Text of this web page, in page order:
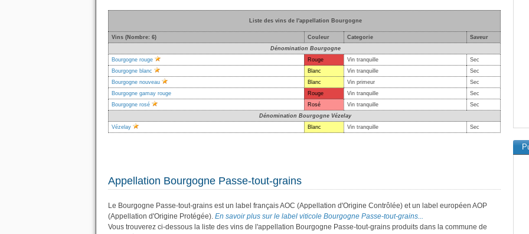
Liste des vins de l'appellation Bourgogne
Vins (Nombre: 6) Couleur Categorie
Saveur
Dénomination Bourgogne
Bourgogne rouge
Rouge Vin tranquille
Sec
Bourgogne blanc
Blanc Vin tranquille
Sec
Bourgogne nouveau
Blanc Vin primeur
Sec
Bourgogne gamay rouge
Rouge Vin tranquille
Sec
Bourgogne rosé
Rosé Vin tranquille
Sec
Dénomination Bourgogne Vézelay
Vézelay
Blanc Vin tranquille Sec
Appellation Bourgogne Passe-tout-grains
Le Bourgogne Passe-tout-grains est un label français AOC (Appellation d'Origine Contrôlée) et un label européen AOP
(Appellation d'Origine Protégée). En savoir plus sur le label viticole Bourgogne Passe-tout-grains...
Vous trouverez ci-dessous la liste des vins de l'appellation Bourgogne Passe-tout-grains produits dans la commune de